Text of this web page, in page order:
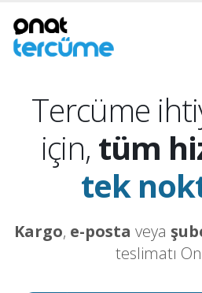
Tercüme
için, tüm
tek
Kargo, e-posta veya
teslimatı